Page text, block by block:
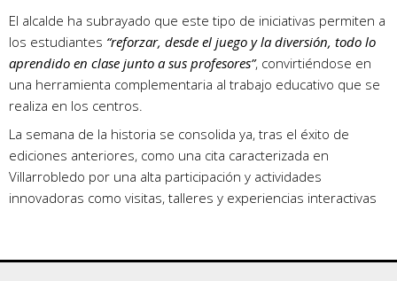
El alcalde ha subrayado que este tipo de iniciativas permiten a
los estudiantes “reforzar, desde el juego y la diversión, todo lo
aprendido en clase junto a sus profesores”, convirtiéndose en
una herramienta complementaria al trabajo educativo que se
realiza en los centros.
La semana de la historia se consolida ya, tras el éxito de
ediciones anteriores, como una cita caracterizada en
Villarrobledo por una alta participación y actividades
innovadoras como visitas, talleres y experiencias interactivas